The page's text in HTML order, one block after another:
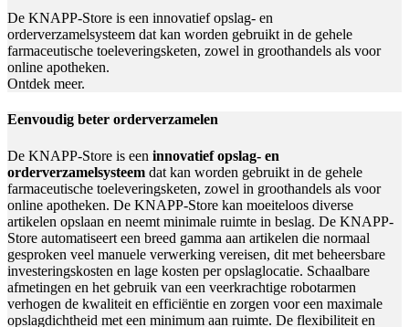
De KNAPP-Store is een innovatief opslag- en
orderverzamelsysteem dat kan worden gebruikt in de gehele
farmaceutische toeleveringsketen, zowel in groothandels als voor
online apotheken.
Ontdek meer.
Eenvoudig beter orderverzamelen
De KNAPP-Store is een innovatief opslag- en
orderverzamelsysteem dat kan worden gebruikt in de gehele
farmaceutische toeleveringsketen, zowel in groothandels als voor
online apotheken. De KNAPP-Store kan moeiteloos diverse
artikelen opslaan en neemt minimale ruimte in beslag. De KNAPP-
Store automatiseert een breed gamma aan artikelen die normaal
gesproken veel manuele verwerking vereisen, dit met beheersbare
investeringskosten en lage kosten per opslaglocatie. Schaalbare
afmetingen en het gebruik van een veerkrachtige robotarmen
verhogen de kwaliteit en efficiëntie en zorgen voor een maximale
opslagdichtheid met een minimum aan ruimte. De flexibiliteit en